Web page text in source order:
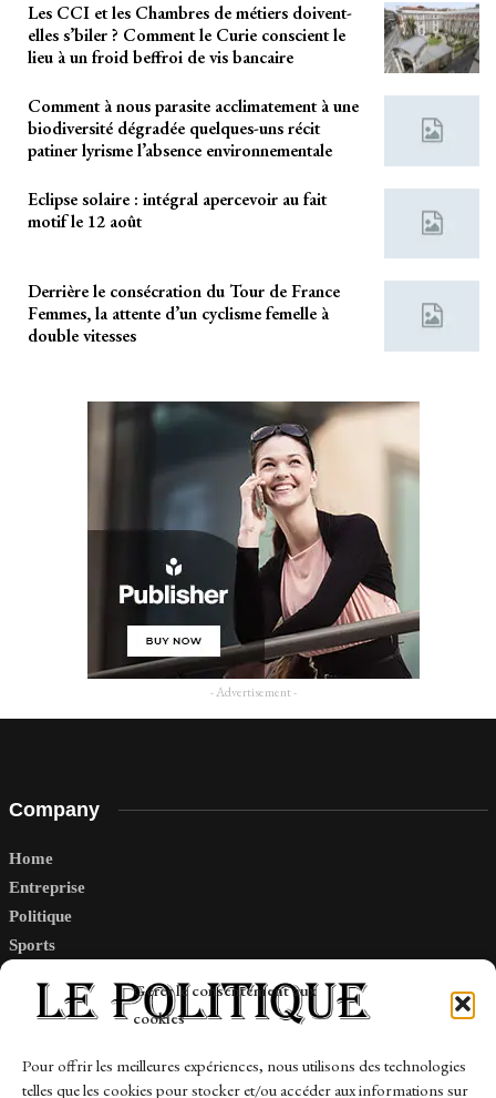
Gérer le consentement aux
cookies
Pour offrir les meilleures expériences, nous utilisons des technologies
telles que les cookies pour stocker et/ou accéder aux informations sur
Les CCI et les Chambres de métiers doivent-
elles s’biler ? Comment le Curie conscient le
lieu à un froid beffroi de vis bancaire
Comment à nous parasite acclimatement à une
biodiversité dégradée quelques-uns récit
patiner lyrisme l’absence environnementale
Eclipse solaire : intégral apercevoir au fait
motif le 12 août
Derrière le consécration du Tour de France
Femmes, la attente d’un cyclisme femelle à
double vitesses
- Advertisement -
Company
Home
Entreprise
Politique
Sports